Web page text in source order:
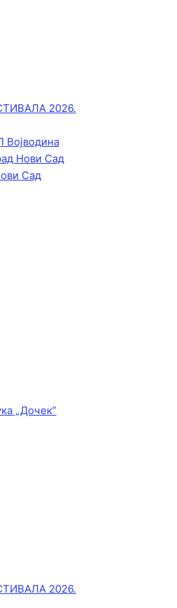
2026.
Војводинa
Нови Сад
Сад
„Дочек”
2026.